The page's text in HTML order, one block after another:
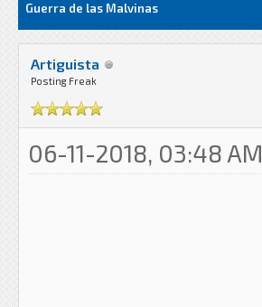
Guerra de las Malvinas
Artiguista
Posting Freak
06-11-2018, 03:48 AM